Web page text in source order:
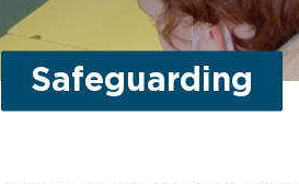
Safeguarding